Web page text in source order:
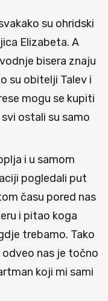
su ohridski
Elizabeta. A
bisera znaju
su obitelji Talev i
mogu se kupiti
ostali su samo
i u samom
pogledali put
času pored nas
i pitao koga
trebamo. Tako
odveo nas je točno
koji mi sami